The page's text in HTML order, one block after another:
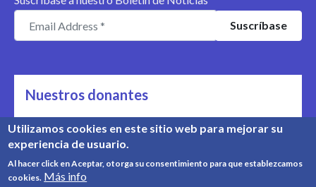
Nuestros donantes
Nos apoyan
Conozca nuestros donantes
Utilizamos cookies en este sitio web para mejorar su
experiencia de usuario.
Al hacer click en Aceptar, otorga su consentimiento para que establezcamos
cookies. Más info